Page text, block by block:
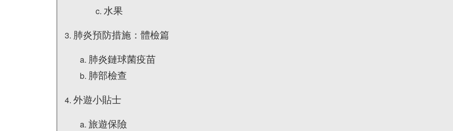
水果
肺炎預防措施：體檢篇
肺炎鏈球菌疫苗
肺部檢查
外遊小貼士
旅遊保險